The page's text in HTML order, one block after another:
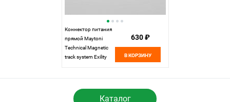
Коннектор питания
прямой Maytoni
Technical Magnetic
track system Exility
630 ₽
В КОРЗИНУ
Каталог